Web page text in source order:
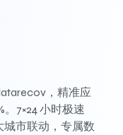
，精准应
7×24 小时极速
市联动，专属数